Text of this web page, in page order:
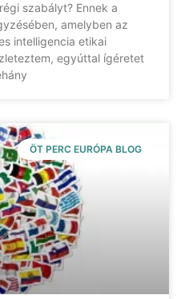
szabályt? Ennek a
amelyben az
intelligencia etikai
egyúttal ígéretet
ÖT PERC EURÓPA BLOG